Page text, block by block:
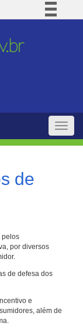
BR
Toggle
de
pelos
por diversos
de defesa dos
e
além de